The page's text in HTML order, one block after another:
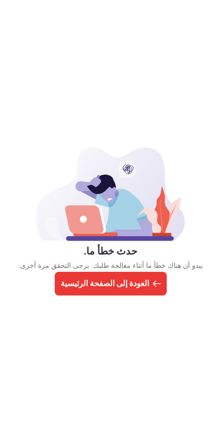
حدث خطأ ما.
يبدو أن هناك خطأ ما أثناء معالجة طلبك. يرجى التحقق مرة أخرى.
العودة إلى الصفحة الرئيسية